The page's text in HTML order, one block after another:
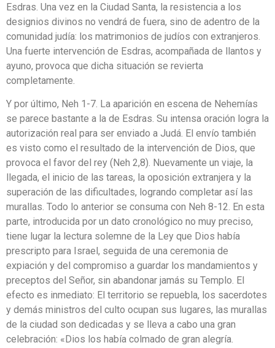
Esdras. Una vez en la Ciudad Santa, la resistencia a los
designios divinos no vendrá de fuera, sino de adentro de la
comunidad judía: los matrimonios de judíos con extranjeros.
Una fuerte intervención de Esdras, acompañada de llantos y
ayuno, provoca que dicha situación se revierta
completamente.
Y por último, Neh 1-7. La aparición en escena de Nehemías
se parece bastante a la de Esdras. Su intensa oración logra la
autorización real para ser enviado a Judá. El envío también
es visto como el resultado de la intervención de Dios, que
provoca el favor del rey (Neh 2,8). Nuevamente un viaje, la
llegada, el inicio de las tareas, la oposición extranjera y la
superación de las dificultades, logrando completar así las
murallas. Todo lo anterior se consuma con Neh 8-12. En esta
parte, introducida por un dato cronológico no muy preciso,
tiene lugar la lectura solemne de la Ley que Dios había
prescripto para Israel, seguida de una ceremonia de
expiación y del compromiso a guardar los mandamientos y
preceptos del Señor, sin abandonar jamás su Templo. El
efecto es inmediato: El territorio se repuebla, los sacerdotes
y demás ministros del culto ocupan sus lugares, las murallas
de la ciudad son dedicadas y se lleva a cabo una gran
celebración: «Dios los había colmado de gran alegría.